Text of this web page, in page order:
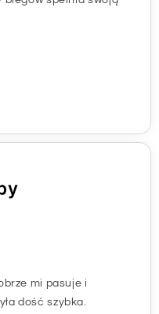
mi pasuje i
dość szybka.